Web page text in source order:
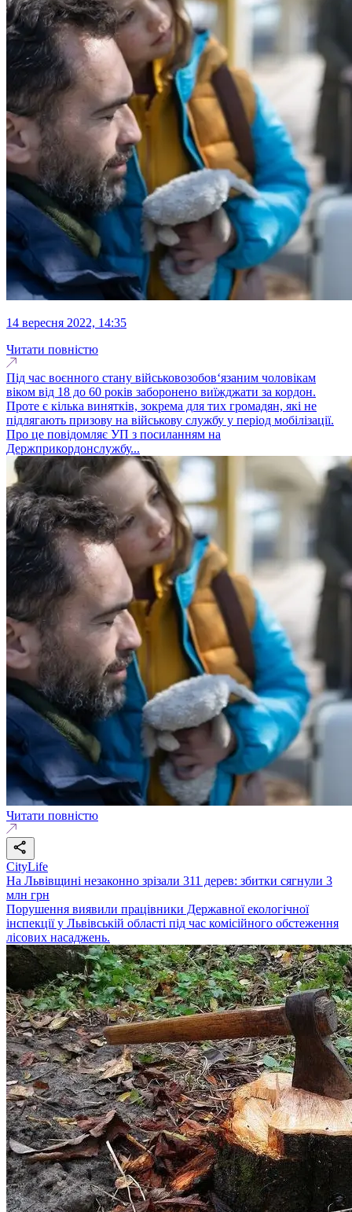
14 вересня 2022, 14:35
Читати повністю
Під час воєнного стану військовозобов‘язаним чоловікам
віком від 18 до 60 років заборонено виїжджати за кордон.
Проте є кілька винятків, зокрема для тих громадян, які не
підлягають призову на військову службу у період мобілізації.
Про це повідомляє УП з посиланням на
Держприкордонслужбу...
Читати повністю
CityLife
На Львівщині незаконно зрізали 311 дерев: збитки сягнули 3
млн грн
Порушення виявили працівники Державної екологічної
інспекції у Львівській області під час комісійного обстеження
лісових насаджень.